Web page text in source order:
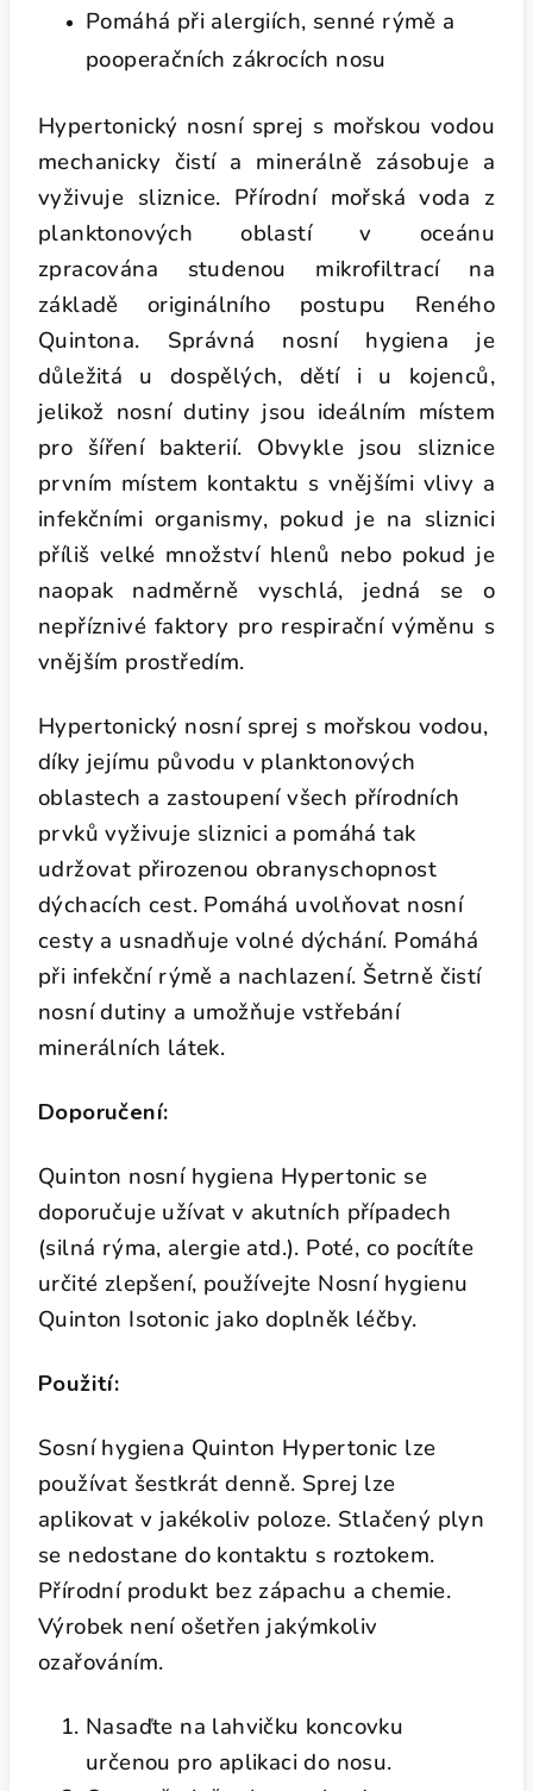
Pomáhá při alergiích, senné rýmě a
pooperačních zákrocích nosu
Hypertonický nosní sprej s mořskou vodou
mechanicky čistí a minerálně zásobuje a
vyživuje sliznice. Přírodní mořská voda z
planktonových oblastí v oceánu
zpracována studenou mikrofiltrací na
základě originálního postupu Reného
Quintona. Správná nosní hygiena je
důležitá u dospělých, dětí i u kojenců,
jelikož nosní dutiny jsou ideálním místem
pro šíření bakterií. Obvykle jsou sliznice
prvním místem kontaktu s vnějšími vlivy a
infekčními organismy, pokud je na sliznici
příliš velké množství hlenů nebo pokud je
naopak nadměrně vyschlá, jedná se o
nepříznivé faktory pro respirační výměnu s
vnějším prostředím.
Hypertonický nosní sprej s mořskou vodou,
díky jejímu původu v planktonových
oblastech a zastoupení všech přírodních
prvků vyživuje sliznici a pomáhá tak
udržovat přirozenou obranyschopnost
dýchacích cest. Pomáhá uvolňovat nosní
cesty a usnadňuje volné dýchání. Pomáhá
při infekční rýmě a nachlazení. Šetrně čistí
nosní dutiny a umožňuje vstřebání
minerálních látek.
Doporučení:
Quinton nosní hygiena Hypertonic se
doporučuje užívat v akutních případech
(silná rýma, alergie atd.). Poté, co pocítíte
určité zlepšení, používejte Nosní hygienu
Quinton Isotonic jako doplněk léčby.
Použití:
Sosní hygiena Quinton Hypertonic lze
používat šestkrát denně. Sprej lze
aplikovat v jakékoliv poloze. Stlačený plyn
se nedostane do kontaktu s roztokem.
Přírodní produkt bez zápachu a chemie.
Výrobek není ošetřen jakýmkoliv
ozařováním.
Nasaďte na lahvičku koncovku
určenou pro aplikaci do nosu.